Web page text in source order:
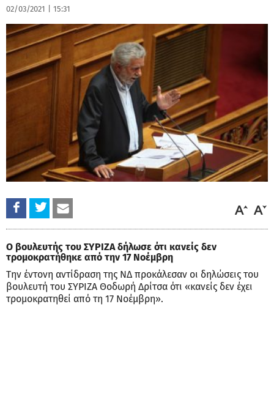
02/03/2021 15:31
Ο βουλευτής του ΣΥΡΙΖΑ δήλωσε ότι κανείς δεν
τρομοκρατήθηκε από την 17 Νοέμβρη
Την έντονη αντίδραση της ΝΔ προκάλεσαν οι δηλώσεις του
βουλευτή του ΣΥΡΙΖΑ Θοδωρή Δρίτσα ότι «κανείς δεν έχει
τρομοκρατηθεί από τη 17 Νοέμβρη».